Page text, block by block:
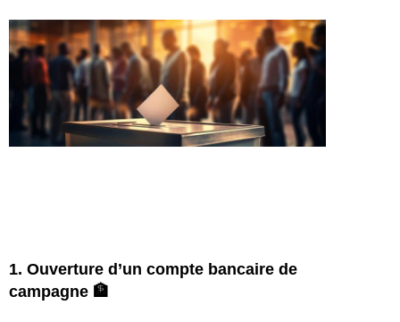
1. Ouverture d’un compte bancaire de
campagne 🏦